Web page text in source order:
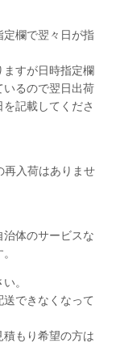
欄で翌々日が指
すが日時指定欄
いるので翌日出荷
記載してくださ
入荷はありませ
体のサービスな
。
できなくなって
もり希望の方は